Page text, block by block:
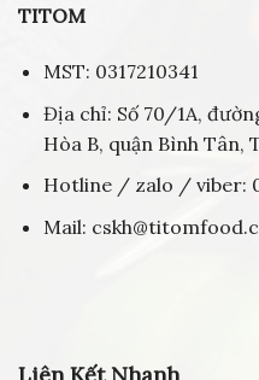
TITOM
MST: 0317210341
Địa chỉ: Số 70/1A,
Hòa B, quận Bình Tân,
Hotline / zalo / viber:
Mail:
Liên Kết Nhanh